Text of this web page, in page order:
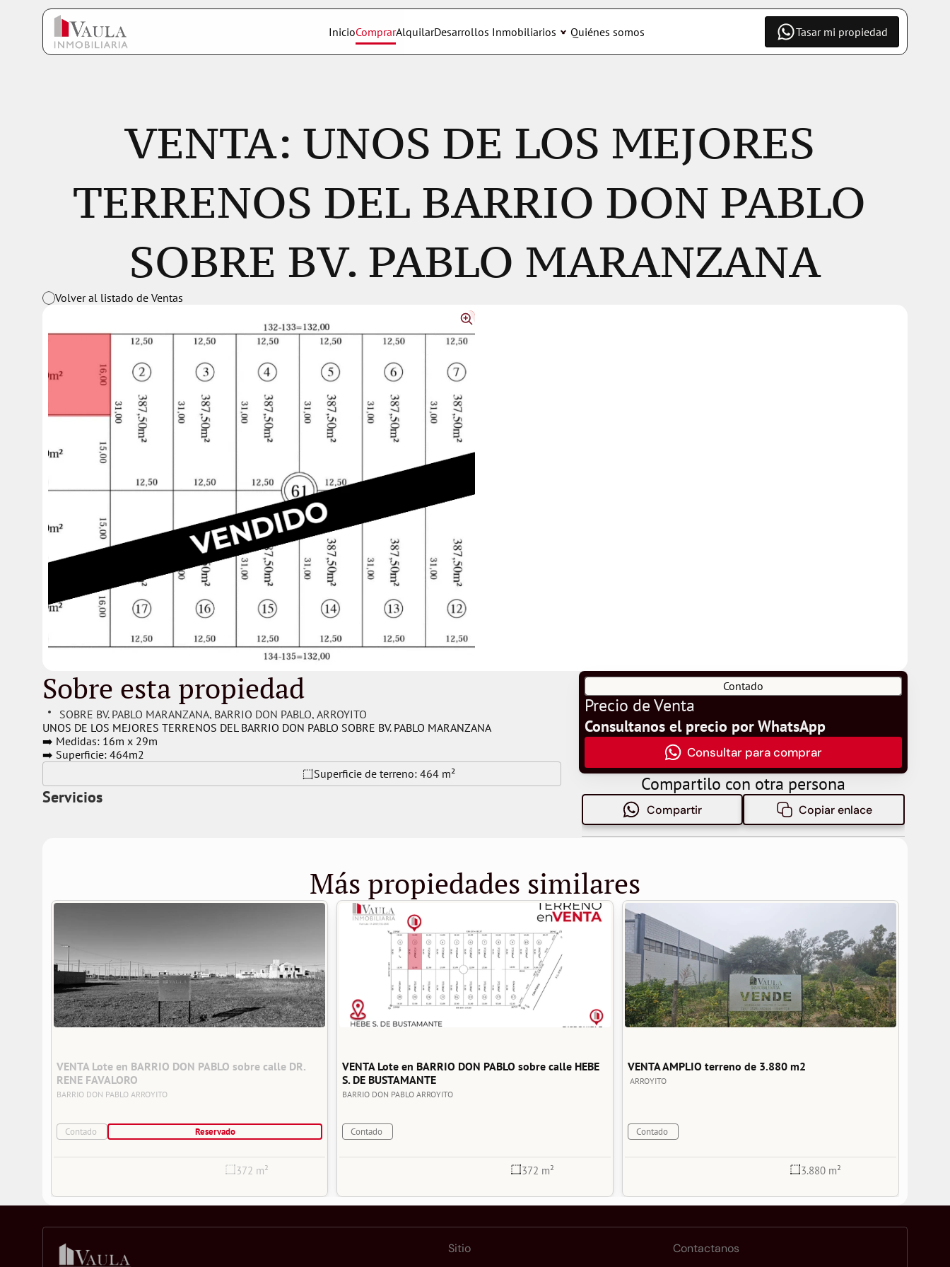
InicioComprarAlquilarDesarrollos Inmobiliarios Quiénes somos Tasar mi propiedad
VENTA: UNOS DE LOS MEJORES
TERRENOS DEL BARRIO DON PABLO
SOBRE BV. PABLO MARANZANA
Volver al listado de Ventas
Sobre esta propiedad
SOBRE BV. PABLO MARANZANA, BARRIO DON PABLO, ARROYITO
UNOS DE LOS MEJORES TERRENOS DEL BARRIO DON PABLO SOBRE BV. PABLO MARANZANA
➡️ Medidas: 16m x 29m
➡️ Superficie: 464m2
Superficie de terreno: 464 m²
Servicios
Contado
Precio de Venta
Consultanos el precio por WhatsApp
Consultar para comprar
Compartilo con otra persona
Compartir Copiar enlace
Más propiedades similares
VENTA Lote en BARRIO DON PABLO sobre calle DR.
RENE FAVALORO
BARRIO DON PABLO ARROYITO
Contado Reservado
372 m²
VENTA Lote en BARRIO DON PABLO sobre calle HEBE
S. DE BUSTAMANTE
BARRIO DON PABLO ARROYITO
Contado
372 m²
VENTA AMPLIO terreno de 3.880 m2
ARROYITO
Contado
3.880 m²
Sitio Contactanos